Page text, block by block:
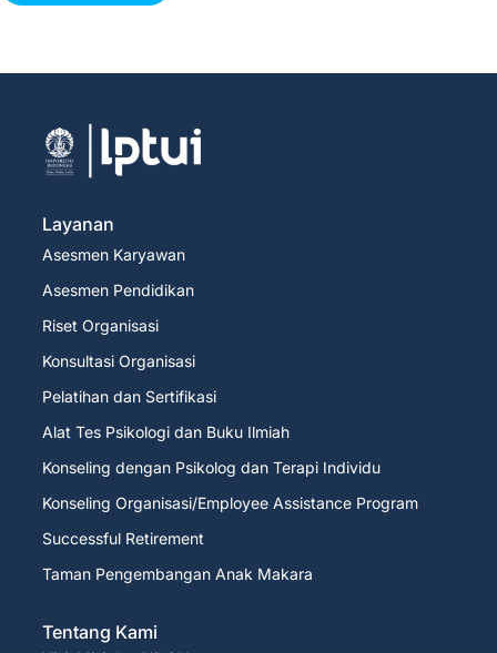
Layanan
Asesmen Karyawan
Asesmen Pendidikan
Riset Organisasi
Konsultasi Organisasi
Pelatihan dan Sertifikasi
Alat Tes Psikologi dan Buku Ilmiah
Konseling dengan Psikolog dan Terapi Individu
Konseling Organisasi/Employee Assistance Program
Successful Retirement
Taman Pengembangan Anak Makara
Tentang Kami